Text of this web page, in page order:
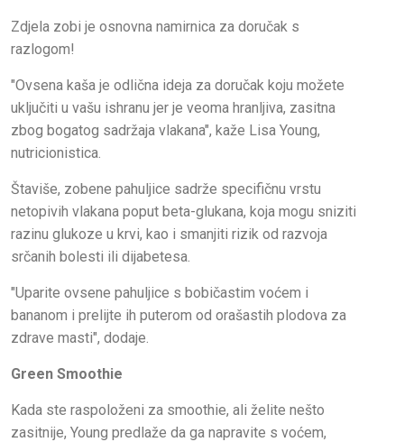
Zdjela zobi je osnovna namirnica za doručak s
razlogom!
"Ovsena kaša je odlična ideja za doručak koju možete
uključiti u vašu ishranu jer je veoma hranljiva, zasitna
zbog bogatog sadržaja vlakana", kaže Lisa Young,
nutricionistica.
Štaviše, zobene pahuljice sadrže specifičnu vrstu
netopivih vlakana poput beta-glukana, koja mogu sniziti
razinu glukoze u krvi, kao i smanjiti rizik od razvoja
srčanih bolesti ili dijabetesa.
"Uparite ovsene pahuljice s bobičastim voćem i
bananom i prelijte ih puterom od orašastih plodova za
zdrave masti", dodaje.
Green Smoothie
Kada ste raspoloženi za smoothie, ali želite nešto
zasitnije, Young predlaže da ga napravite s voćem,